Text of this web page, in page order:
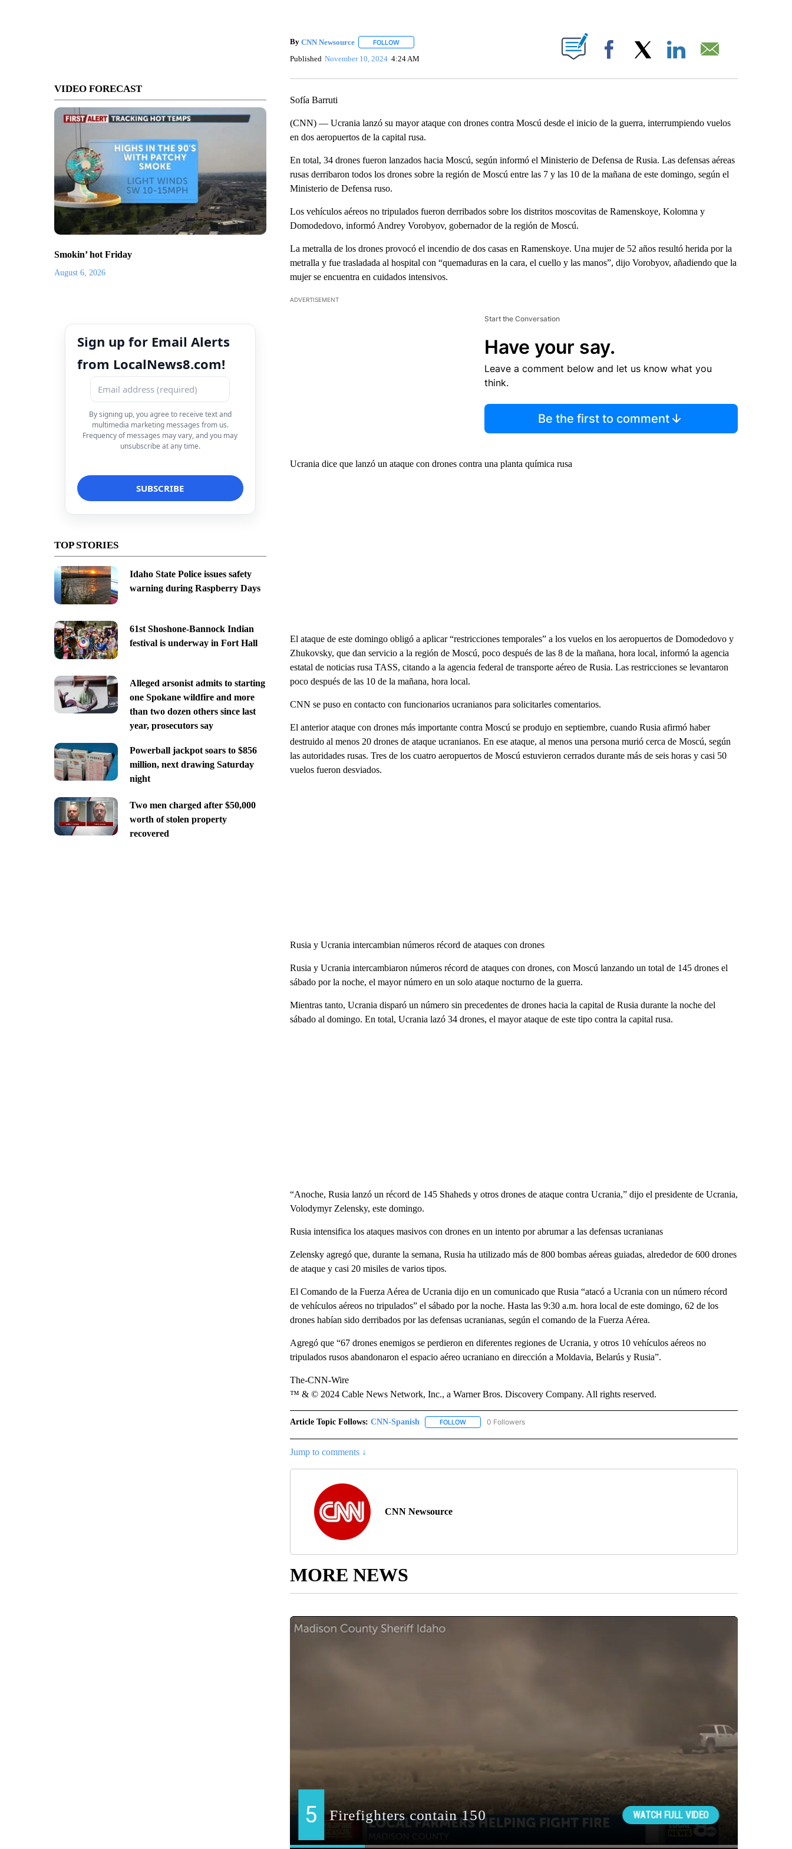
VIDEO FORECAST
Smokin’ hot Friday
August 6, 2026
Sign up for Email Alerts
from LocalNews8.com!
By signing up, you agree to receive text and
multimedia marketing messages from us.
Frequency of messages may vary, and you may
unsubscribe at any time.
TOP STORIES
Idaho State Police issues safety
warning during Raspberry Days
61st Shoshone-Bannock Indian
festival is underway in Fort Hall
Alleged arsonist admits to starting
one Spokane wildfire and more
than two dozen others since last
year, prosecutors say
Powerball jackpot soars to $856
million, next drawing Saturday
night
Two men charged after $50,000
worth of stolen property
recovered
By CNN Newsource FOLLOWFOLLOW "" TO RECEIVE NOTIFICATIONS ABOUT NEW PAGES ON "".
Published November 10, 2024 4:24 AM Facebook
Sofía Barruti
(CNN) — Ucrania lanzó su mayor ataque con drones contra Moscú desde el inicio de la guerra, interrumpiendo vuelos
en dos aeropuertos de la capital rusa.
En total, 34 drones fueron lanzados hacia Moscú, según informó el Ministerio de Defensa de Rusia. Las defensas aéreas
rusas derribaron todos los drones sobre la región de Moscú entre las 7 y las 10 de la mañana de este domingo, según el
Ministerio de Defensa ruso.
Los vehículos aéreos no tripulados fueron derribados sobre los distritos moscovitas de Ramenskoye, Kolomna y
Domodedovo, informó Andrey Vorobyov, gobernador de la región de Moscú.
La metralla de los drones provocó el incendio de dos casas en Ramenskoye. Una mujer de 52 años resultó herida por la
metralla y fue trasladada al hospital con “quemaduras en la cara, el cuello y las manos”, dijo Vorobyov, añadiendo que la
mujer se encuentra en cuidados intensivos.
ADVERTISEMENT
Start the Conversation
Have your say.
Leave a comment below and let us know what you
think.
Be the first to comment
Ucrania dice que lanzó un ataque con drones contra una planta química rusa
El ataque de este domingo obligó a aplicar “restricciones temporales” a los vuelos en los aeropuertos de Domodedovo y
Zhukovsky, que dan servicio a la región de Moscú, poco después de las 8 de la mañana, hora local, informó la agencia
estatal de noticias rusa TASS, citando a la agencia federal de transporte aéreo de Rusia. Las restricciones se levantaron
poco después de las 10 de la mañana, hora local.
CNN se puso en contacto con funcionarios ucranianos para solicitarles comentarios.
El anterior ataque con drones más importante contra Moscú se produjo en septiembre, cuando Rusia afirmó haber
destruido al menos 20 drones de ataque ucranianos. En ese ataque, al menos una persona murió cerca de Moscú, según
las autoridades rusas. Tres de los cuatro aeropuertos de Moscú estuvieron cerrados durante más de seis horas y casi 50
vuelos fueron desviados.
Rusia y Ucrania intercambian números récord de ataques con drones
Rusia y Ucrania intercambiaron números récord de ataques con drones, con Moscú lanzando un total de 145 drones el
sábado por la noche, el mayor número en un solo ataque nocturno de la guerra.
Mientras tanto, Ucrania disparó un número sin precedentes de drones hacia la capital de Rusia durante la noche del
sábado al domingo. En total, Ucrania lazó 34 drones, el mayor ataque de este tipo contra la capital rusa.
“Anoche, Rusia lanzó un récord de 145 Shaheds y otros drones de ataque contra Ucrania,” dijo el presidente de Ucrania,
Volodymyr Zelensky, este domingo.
Rusia intensifica los ataques masivos con drones en un intento por abrumar a las defensas ucranianas
Zelensky agregó que, durante la semana, Rusia ha utilizado más de 800 bombas aéreas guiadas, alrededor de 600 drones
de ataque y casi 20 misiles de varios tipos.
El Comando de la Fuerza Aérea de Ucrania dijo en un comunicado que Rusia “atacó a Ucrania con un número récord
de vehículos aéreos no tripulados” el sábado por la noche. Hasta las 9:30 a.m. hora local de este domingo, 62 de los
drones habían sido derribados por las defensas ucranianas, según el comando de la Fuerza Aérea.
Agregó que “67 drones enemigos se perdieron en diferentes regiones de Ucrania, y otros 10 vehículos aéreos no
tripulados rusos abandonaron el espacio aéreo ucraniano en dirección a Moldavia, Belarús y Rusia”.
The-CNN-Wire
™ & © 2024 Cable News Network, Inc., a Warner Bros. Discovery Company. All rights reserved.
Article Topic Follows: CNN-Spanish FOLLOWFOLLOW "CNN-SPANISH" TO RECEIVE NOTIFICATIONS ABOUT NEW PAGES ON "CNN-SPANISH".
0 Followers
Jump to comments ↓
CNN Newsource
MORE NEWS